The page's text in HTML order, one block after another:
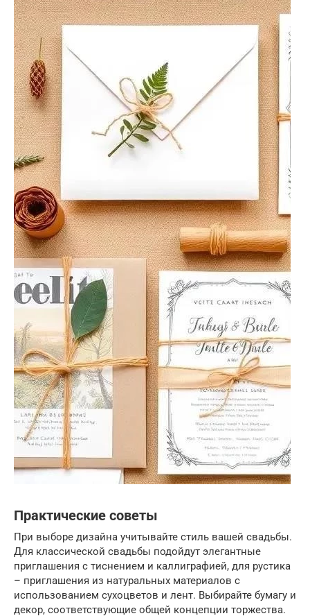
Практические советы
При выборе дизайна учитывайте стиль вашей свадьбы.
Для классической свадьбы подойдут элегантные
приглашения с тиснением и каллиграфией, для рустика
– приглашения из натуральных материалов с
использованием сухоцветов и лент. Выбирайте бумагу и
декор, соответствующие общей концепции торжества.